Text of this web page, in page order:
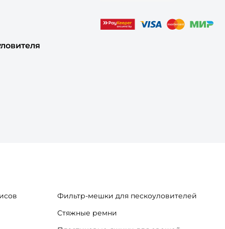
Фильтр-мешки для пескоуловителей
Стяжные ремни